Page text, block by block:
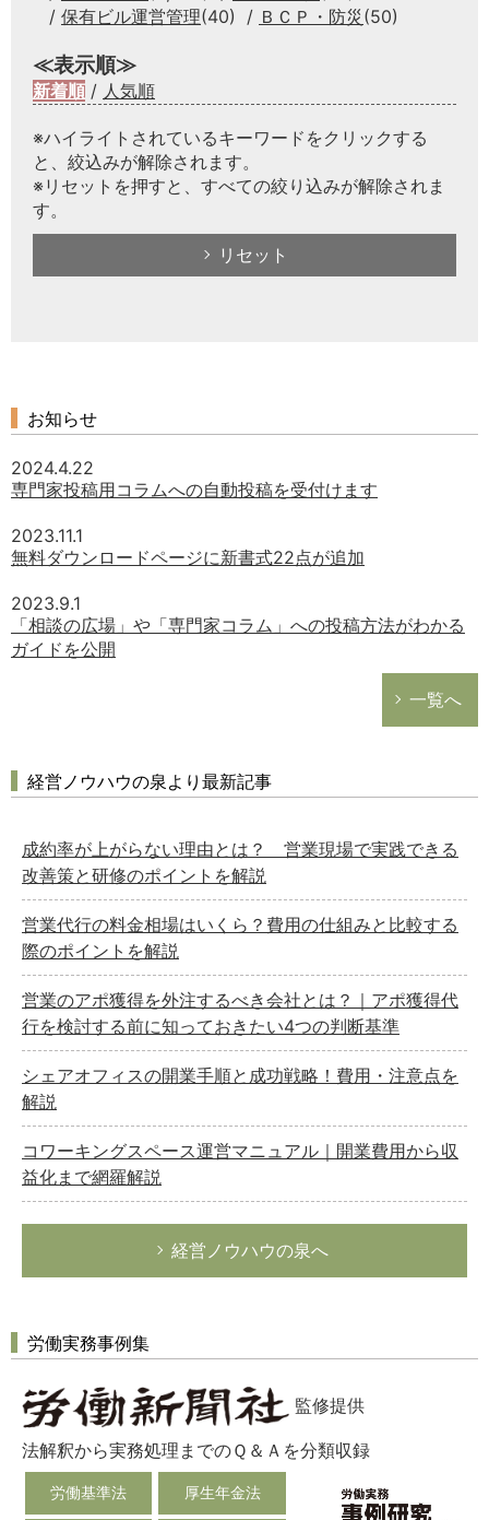
保有ビル運営管理(40) ＢＣＰ・防災 (50)
≪表示順≫
新着順 / 人気順
※ハイライトされているキーワードをクリックする
と、絞込みが解除されます。
※リセットを押すと、すべての絞り込みが解除されま
す。
リセット
お知らせ
2024.4.22
専門家投稿用コラムへの自動投稿を受付けます
2023.11.1
無料ダウンロードページに新書式22点が追加
2023.9.1
「相談の広場」や「専門家コラム」への投稿方法がわかる
ガイドを公開
一覧へ
経営ノウハウの泉より最新記事
成約率が上がらない理由とは？ 営業現場で実践できる
改善策と研修のポイントを解説
営業代行の料金相場はいくら？費用の仕組みと比較する
際のポイントを解説
営業のアポ獲得を外注するべき会社とは？｜アポ獲得代
行を検討する前に知っておきたい4つの判断基準
シェアオフィスの開業手順と成功戦略！費用・注意点を
解説
コワーキングスペース運営マニュアル｜開業費用から収
益化まで網羅解説
経営ノウハウの泉へ
労働実務事例集
監修提供
法解釈から実務処理までのＱ＆Ａを分類収録
労働基準法 厚生年金法